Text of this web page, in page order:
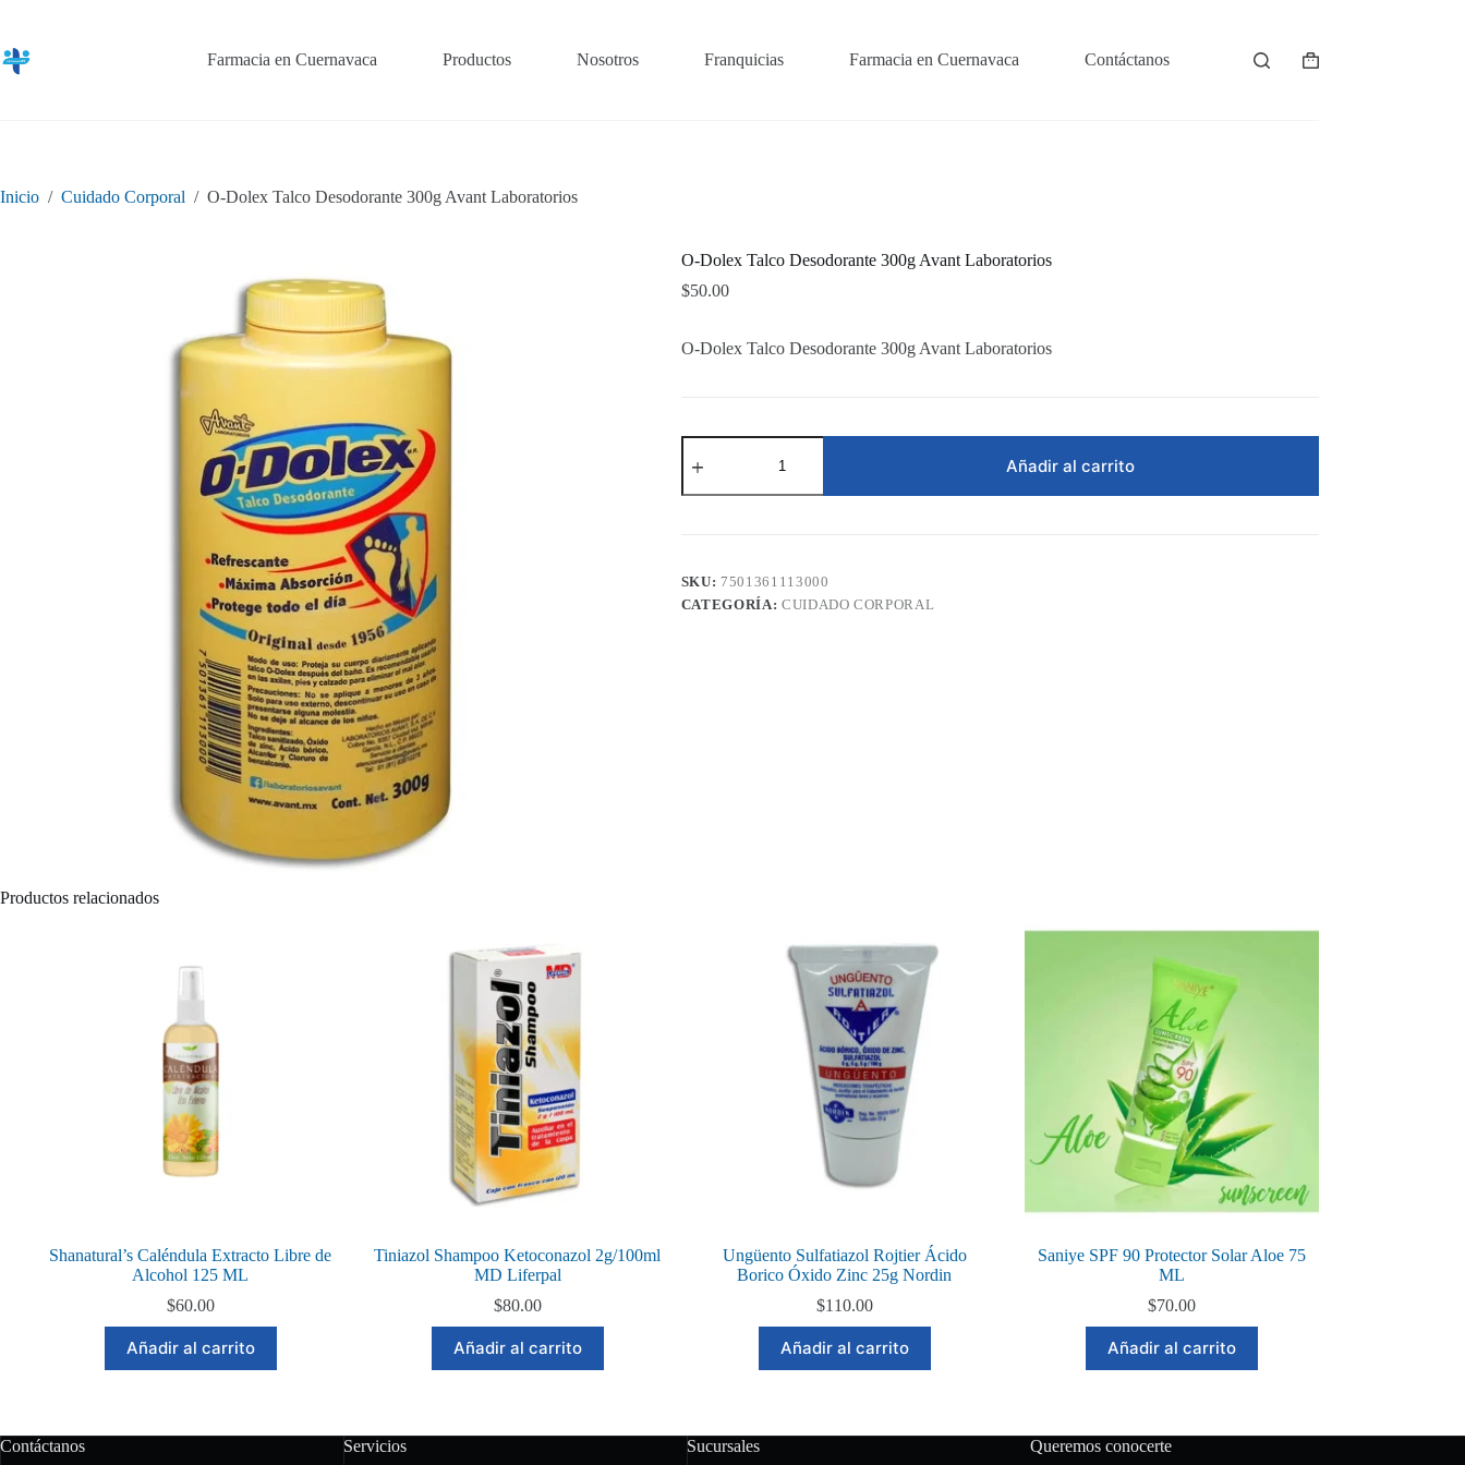
contenido
Farmacia en Cuernavaca Productos Nosotros Franquicias Farmacia en Cuernavaca Contáctanos
Shopping
Inicio / Cuidado Corporal / O-Dolex Talco Desodorante 300g Avant Laboratorios
O-Dolex Talco Desodorante 300g Avant Laboratorios
$50.00
O-Dolex Talco Desodorante 300g Avant Laboratorios
O-
Dolex
Desodorante
cantidad
Añadir al carrito
SKU: 7501361113000
CATEGORÍA: CUIDADO CORPORAL
Productos relacionados
Shanatural’s Caléndula Extracto Libre de
Alcohol 125 ML
$60.00
Añadir al carrito
Tiniazol Shampoo Ketoconazol 2g/100ml
MD Liferpal
$80.00
Añadir al carrito
Ungüento Sulfatiazol Rojtier Ácido
Borico Óxido Zinc 25g Nordin
$110.00
Añadir al carrito
Saniye SPF 90 Protector Solar Aloe 75
ML
$70.00
Añadir al carrito
Contáctanos Servicios Sucursales Queremos conocerte